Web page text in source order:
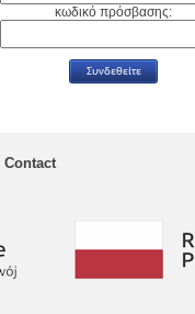
κωδικό πρόσβασης:
Contact